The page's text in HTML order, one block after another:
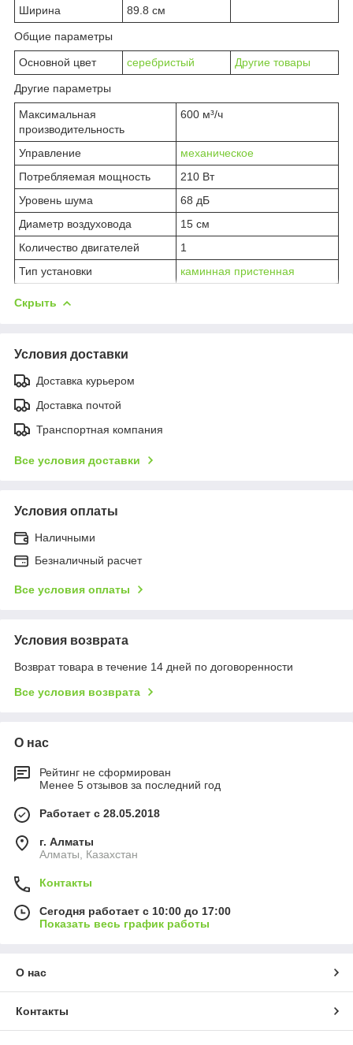
Ширина
89.8 см
Общие параметры
Основной цвет серебристый Другие товары
Другие параметры
Максимальная
производительность
600 м³/ч
Управление
механическое
Потребляемая мощность
210 Вт
Уровень шума
68 дБ
Диаметр воздуховода
15 см
Количество двигателей
1
Тип установки
каминная пристенная
Скрыть
Условия доставки
Доставка курьером
Доставка почтой
Транспортная компания
Все условия доставки
Условия оплаты
Наличными
Безналичный расчет
Все условия оплаты
Условия возврата
Возврат товара в течение 14 дней по договоренности
Все условия возврата
О нас
Рейтинг не сформирован
Менее 5 отзывов за последний год
Работает с 28.05.2018
г. Алматы
Алматы, Казахстан
Контакты
Сегодня работает с 10:00 до 17:00
Показать весь график работы
О нас
Контакты